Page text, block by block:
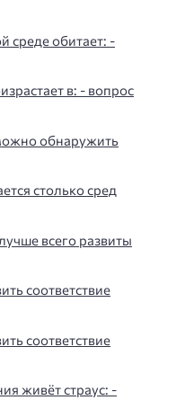
среде обитает: -
в: - вопрос
обнаружить
столько сред
всего развиты
соответствие
соответствие
живёт страус: -